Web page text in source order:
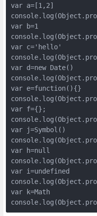
var a=[1,2]
var b=1
var c='hello'
var d=new Date()
var e=function(){}
var f={};
var j=Symbol()
var h=null
var i=undefined
var k=Math